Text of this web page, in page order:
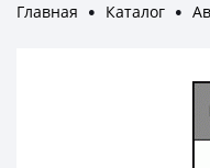
Главная ● Каталог ●